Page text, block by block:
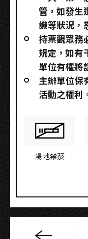
管，如發生
識等狀況，
持票觀眾務
規定，如有
單位有權將
主辦單位保
活動之權利
場地禁菸